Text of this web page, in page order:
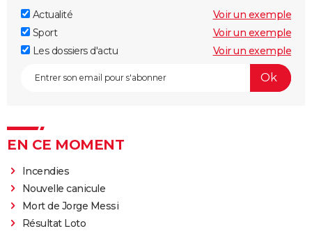
Actualité
Voir un exemple
Sport
Voir un exemple
Les dossiers d'actu
Voir un exemple
EN CE MOMENT
Incendies
Nouvelle canicule
Mort de Jorge Messi
Résultat Loto